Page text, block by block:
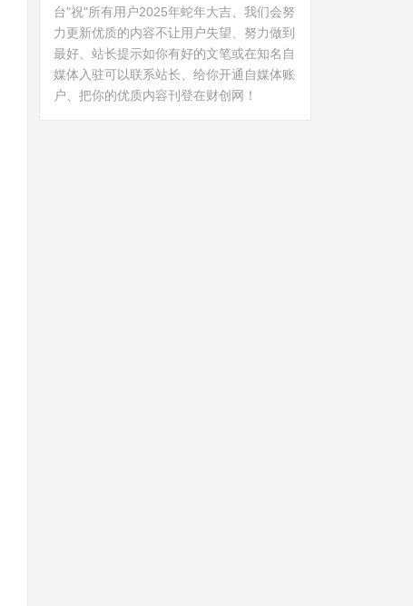
台"祝"所有用户2025年蛇年大吉、我们会努
力更新优质的内容不让用户失望、努力做到
最好、站长提示如你有好的文笔或在知名自
媒体入驻可以联系站长、给你开通自媒体账
户、把你的优质内容刊登在财创网！